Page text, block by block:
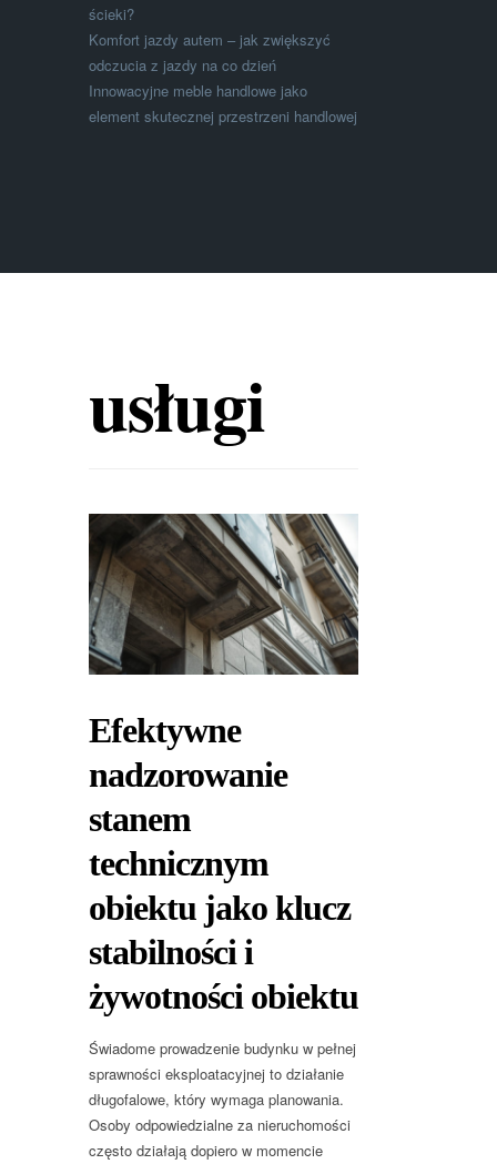
ścieki?
Komfort jazdy autem – jak zwiększyć
odczucia z jazdy na co dzień
Innowacyjne meble handlowe jako
element skutecznej przestrzeni handlowej
usługi
Efektywne
nadzorowanie
stanem
technicznym
obiektu jako klucz
stabilności i
żywotności obiektu
Świadome prowadzenie budynku w pełnej
sprawności eksploatacyjnej to działanie
długofalowe, który wymaga planowania.
Osoby odpowiedzialne za nieruchomości
często działają dopiero w momencie